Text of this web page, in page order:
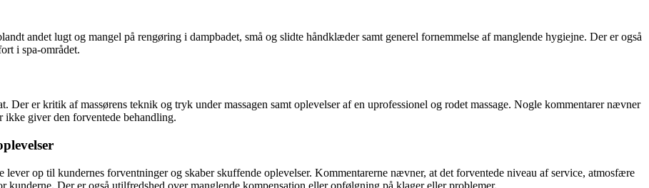
andet lugt og mangel på rengøring i dampbadet, små og slidte håndklæder samt generel fornemmelse af manglende hygiejne. Der er også
i spa-området.
Der er kritik af massørens teknik og tryk under massagen samt oplevelser af en uprofessionel og rodet massage. Nogle kommentarer nævner
ikke giver den forventede behandling.
op til kundernes forventninger og skaber skuffende oplevelser. Kommentarerne nævner, at det forventede niveau af service, atmosfære
Der er også utilfredshed over manglende kompensation eller opfølgning på klager eller problemer.